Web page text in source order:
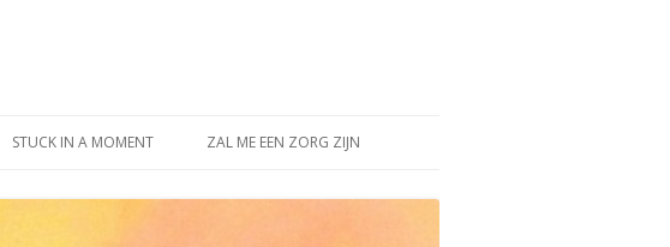
STUCK IN A MOMENT ZAL ME EEN ZORG ZIJN